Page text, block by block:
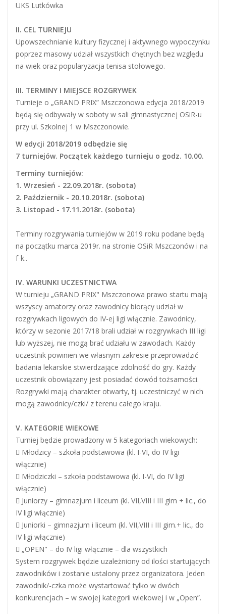
UKS Lutkówka
II. CEL TURNIEJU
Upowszechnianie kultury fizycznej i aktywnego wypoczynku
poprzez masowy udział wszystkich chętnych bez względu
na wiek oraz popularyzacja tenisa stołowego.
III. TERMINY I MIEJSCE ROZGRYWEK
Turnieje o „GRAND PRIX” Mszczonowa edycja 2018/2019
będą się odbywały w soboty w sali gimnastycznej OSiR-u
przy ul. Szkolnej 1 w Mszczonowie.
W edycji 2018/2019 odbędzie się
7 turniejów. Początek każdego turnieju o godz. 10.00.
Terminy turniejów:
1. Wrzesień - 22.09.2018r. (sobota)
2. Październik - 20.10.2018r. (sobota)
3. Listopad - 17.11.2018r. (sobota)
Terminy rozgrywania turniejów w 2019 roku podane będą
na początku marca 2019r. na stronie OSiR Mszczonów i na
f-k..
IV. WARUNKI UCZESTNICTWA
W turnieju „GRAND PRIX" Mszczonowa prawo startu mają
wszyscy amatorzy oraz zawodnicy biorący udział w
rozgrywkach ligowych do IV-ej ligi włącznie. Zawodnicy,
którzy w sezonie 2017/18 brali udział w rozgrywkach III ligi
lub wyższej, nie mogą brać udziału w zawodach. Każdy
uczestnik powinien we własnym zakresie przeprowadzić
badania lekarskie stwierdzające zdolność do gry. Każdy
uczestnik obowiązany jest posiadać dowód tożsamości.
Rozgrywki mają charakter otwarty, tj. uczestniczyć w nich
mogą zawodnicy/czki/ z terenu całego kraju.
V. KATEGORIE WIEKOWE
Turniej będzie prowadzony w 5 kategoriach wiekowych:
 Młodzicy – szkoła podstawowa (kl. I-VI, do IV ligi
włącznie)
 Młodziczki – szkoła podstawowa (kl. I-VI, do IV ligi
włącznie)
 Juniorzy – gimnazjum i liceum (kl. VII,VIII i III gim + lic., do
IV ligi włącznie)
 Juniorki – gimnazjum i liceum (kl. VII,VIII i III gim.+ lic., do
IV ligi włącznie)
 „OPEN" – do IV ligi włącznie – dla wszystkich
System rozgrywek będzie uzależniony od ilości startujących
zawodników i zostanie ustalony przez organizatora. Jeden
zawodnik/-czka może wystartować tylko w dwóch
konkurencjach – w swojej kategorii wiekowej i w „Open”.